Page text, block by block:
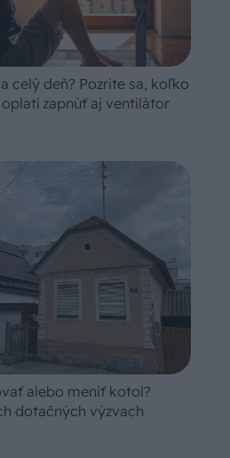
celý deň? Pozrite sa, koľko
zapnúť aj ventilátor
alebo meniť kotol?
dotačných výzvach